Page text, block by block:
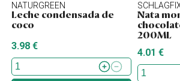
NATURGREEN
Leche condensada de
coco
3.98 €
Nata
200ML
4.01 €